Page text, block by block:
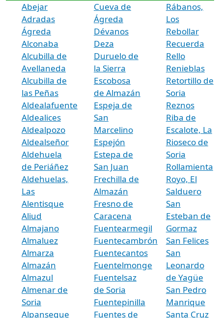
Abejar
Adradas
Ágreda
Alconaba
Alcubilla de
Avellaneda
Alcubilla de
las Peñas
Aldealafuente
Aldealices
Aldealpozo
Aldealseñor
Aldehuela
de Periáñez
Aldehuelas,
Las
Alentisque
Aliud
Almajano
Almaluez
Almarza
Almazán
Almazul
Almenar de
Soria
Alpanseque
Cueva de
Ágreda
Dévanos
Deza
Duruelo de
la Sierra
Escobosa
de Almazán
Espeja de
San
Marcelino
Espejón
Estepa de
San Juan
Frechilla de
Almazán
Fresno de
Caracena
Fuentearmegil
Fuentecambrón
Fuentecantos
Fuentelmonge
Fuentelsaz
de Soria
Fuentepinilla
Fuentes de
Rábanos,
Los
Rebollar
Recuerda
Rello
Renieblas
Retortillo de
Soria
Reznos
Riba de
Escalote, La
Rioseco de
Soria
Rollamienta
Royo, El
Salduero
San
Esteban de
Gormaz
San Felices
San
Leonardo
de Yagüe
San Pedro
Manrique
Santa Cruz